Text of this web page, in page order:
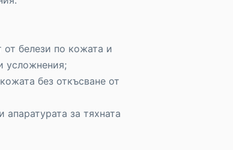
от белези по кожата и
усложнения;
без откъсване от
за тяхната